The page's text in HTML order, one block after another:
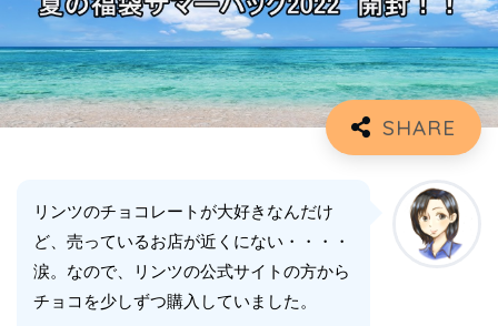
リンツのチョコレートが大好きなんだけ
ど、売っているお店が近くにない・・・・
涙。なので、リンツの公式サイトの方から
チョコを少しずつ購入していました。